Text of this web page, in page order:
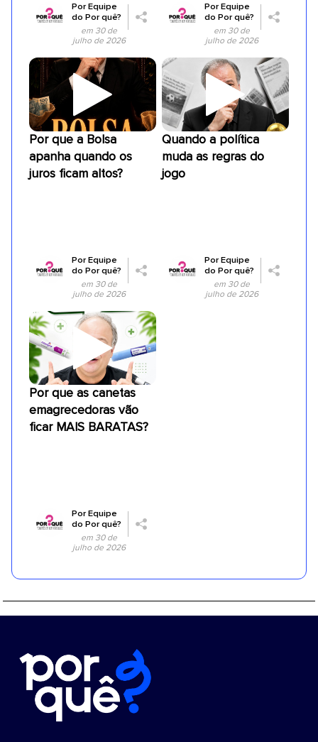
PorEquipe
do Por quê?
em 30 de
julho de 2026
PorEquipe
do Por quê?
em 30 de
julho de 2026
Por que a Bolsa
apanha quando os
juros ficam altos?
PorEquipe
do Por quê?
em 30 de
julho de 2026
Quando a política
muda as regras do
jogo
PorEquipe
do Por quê?
em 30 de
julho de 2026
Por que as canetas
emagrecedoras vão
ficar MAIS BARATAS?
PorEquipe
do Por quê?
em 30 de
julho de 2026